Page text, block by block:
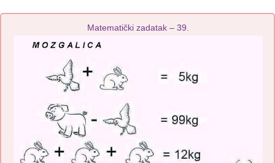
Matematički zadatak – 39.